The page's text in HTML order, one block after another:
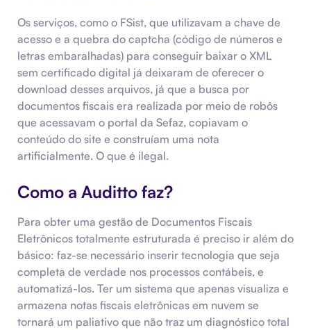
Os serviços, como o FSist, que utilizavam a chave de
acesso e a quebra do captcha (código de números e
letras embaralhadas) para conseguir baixar o XML
sem certificado digital já deixaram de oferecer o
download desses arquivos, já que a busca por
documentos fiscais era realizada por meio de robôs
que acessavam o portal da Sefaz, copiavam o
conteúdo do site e construíam uma nota
artificialmente. O que é ilegal.
Como a Auditto faz?
Para obter uma gestão de Documentos Fiscais
Eletrônicos totalmente estruturada é preciso ir além do
básico: faz-se necessário inserir tecnologia que seja
completa de verdade nos processos contábeis, e
automatizá-los. Ter um sistema que apenas visualiza e
armazena notas fiscais eletrônicas em nuvem se
tornará um paliativo que não traz um diagnóstico total